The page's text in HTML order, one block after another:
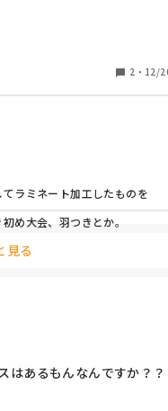
2 ・ 12/
ラミネート加工したものを
め大会、羽つきとか。
見る
はあるもんなんですか？？